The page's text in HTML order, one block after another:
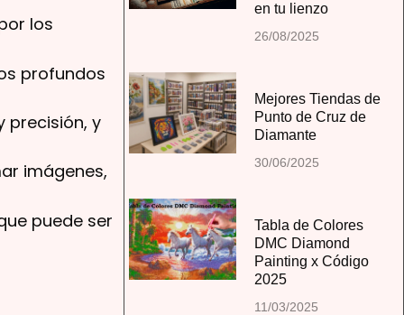
los
profundos
precisión, y
imágenes,
puede ser
en tu lienzo
26/08/2025
Mejores Tiendas de
Punto de Cruz de
Diamante
30/06/2025
Tabla de Colores
DMC Diamond
Painting x Código
2025
11/03/2025